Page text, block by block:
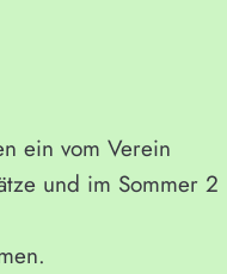
ein vom Verein
und im Sommer 2